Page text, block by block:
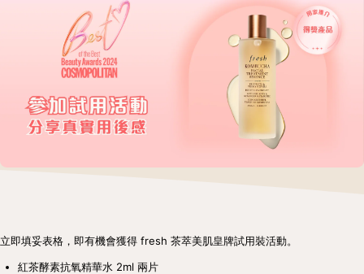
立即填妥表格，即有機會獲得 fresh 茶萃美肌皇牌試用裝活動。
紅茶酵素抗氧精華水 2ml 兩片